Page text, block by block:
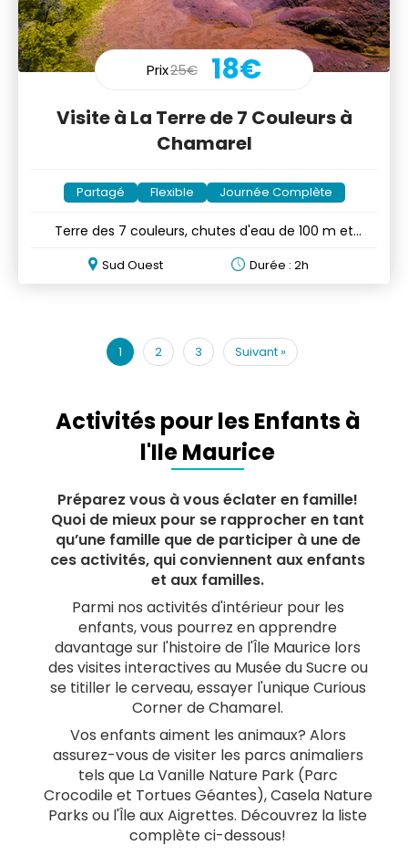
Prix25€ 18€
Visite à La Terre de 7 Couleurs à
Chamarel
Partagé Flexible Journée Complète
Terre des 7 couleurs, chutes d'eau de 100 m et
Sud Ouest Durée : 2h
1 2 3 Suivant »
Activités pour les Enfants à
l'Ile Maurice
Préparez vous à vous éclater en famille!
Quoi de mieux pour se rapprocher en tant
qu’une famille que de participer à une de
ces activités, qui conviennent aux enfants
et aux familles.
Parmi nos activités d'intérieur pour les
enfants, vous pourrez en apprendre
davantage sur l'histoire de l'Île Maurice lors
des visites interactives au Musée du Sucre ou
se titiller le cerveau, essayer l'unique Curious
Corner de Chamarel.
Vos enfants aiment les animaux? Alors
assurez-vous de visiter les parcs animaliers
tels que La Vanille Nature Park (Parc
Crocodile et Tortues Géantes), Casela Nature
Parks ou l'Île aux Aigrettes. Découvrez la liste
complète ci-dessous!